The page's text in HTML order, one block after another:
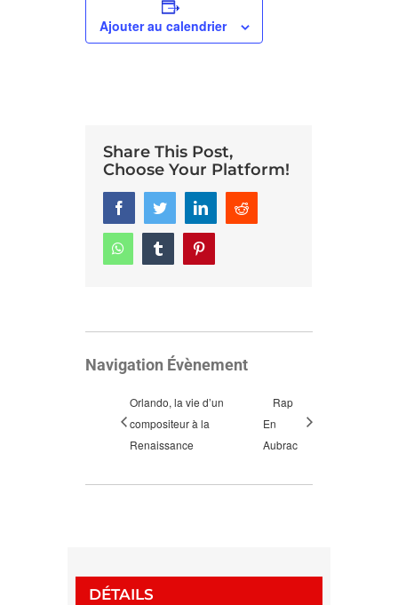
Ajouter au calendrier
Share This Post,
Choose Your Platform!
FacebookTwitterLinkedInReddit
WhatsappTumblr
Navigation Évènement
Orlando, la vie d’un
compositeur à la
Renaissance
Rap
En
Aubrac
DÉTAILS